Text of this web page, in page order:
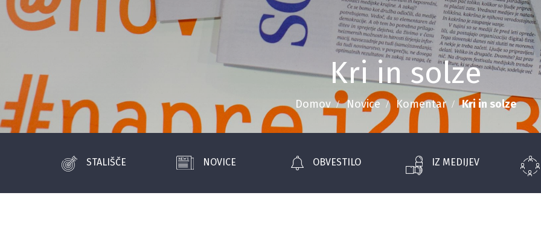
Kri in solze
Domov Novice Komentar Kri in solze
STALIŠČE NOVICE OBVESTILO IZ MEDIJEV